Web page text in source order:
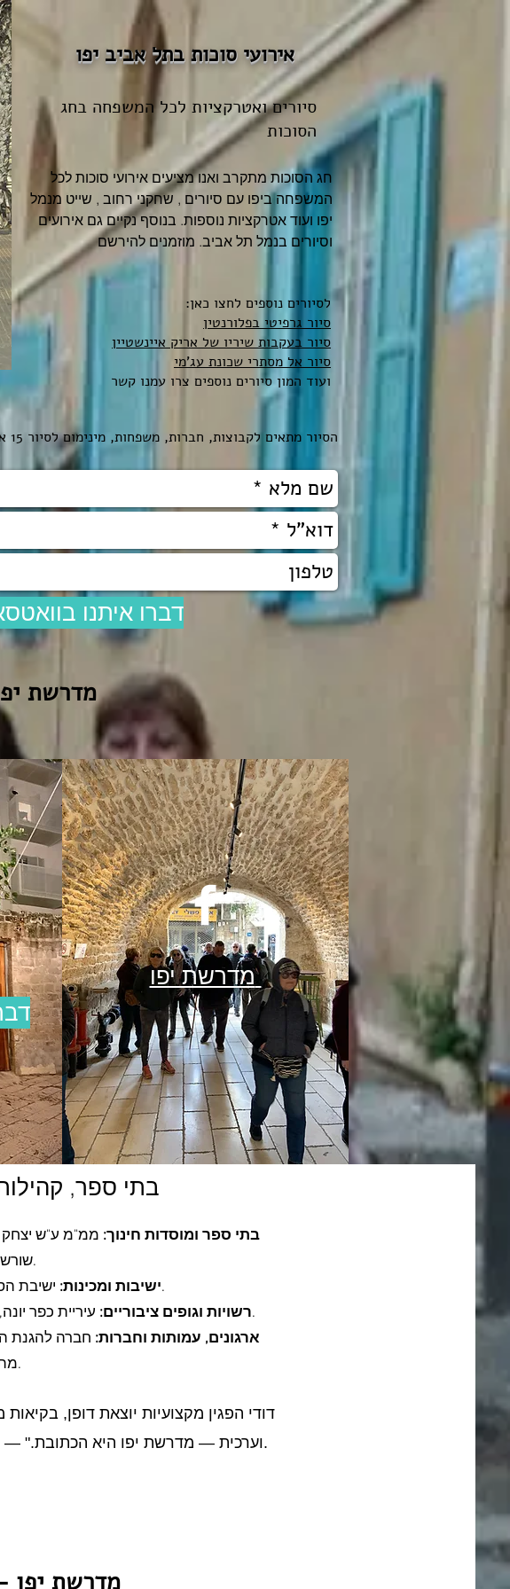
אירועי סוכות בתל אביב יפו
סיורים ואטרקציות לכל המשפחה בחג
הסוכות
חג הסוכות מתקרב ואנו מציעים אירועי סוכות לכל
המשפחה ביפו עם סיורים , שחקני רחוב , שייט מנמל
יפו ועוד אטרקציות נוספות. בנוסף נקיים גם אירועים
וסיורים בנמל תל אביב. מוזמנים להירשם
לסיורים נוספים לחצו כאן:
סיור גרפיטי בפלורנטין
סיור בעקבות שיריו של אריק איינשטיין
סיור אל מסתרי שכונת עג'מי
ועוד המון סיורים נוספים צרו עמנו קשר
הסיור מתאים לקבוצות, חברות, משפחות, מינימום לסיור 15 איש
דברו איתנו
מדרשת
מדרשת יפו
בתי ספר,
בתי ספר ומוסדות חינוך: ממ"מ ע"ש יצחק
שורשים, אמית/עקיבא, אולפנית מבשרת.
ישיבות ומכינות:ישיבת הסדר יפו, ישיבת אוהל שלמה, איגוד המכינות, מכון גיור עמי.
רשויות וגופים ציבוריים:עיריית כפר יונה, מועצה אזורית הר חברון, מועצה מקומית קרית ארבע, מרכז מורשת בגין.
ארגונים, עמותות וחברות: חברה להגנת
מתנ"ס קרית משה, מועדוני גמלאים.
וערכית — מדרשת יפו היא הכתובת." — סהר שוקר, מתכללת מסלול מחוננים, ישיבת אוהל שלמה באר שבע.
מדרשת יפו